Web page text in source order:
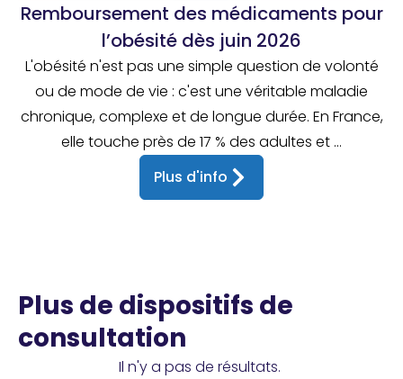
Remboursement des médicaments pour
l’obésité dès juin 2026
L'obésité n'est pas une simple question de volonté
ou de mode de vie : c'est une véritable maladie
chronique, complexe et de longue durée. En France,
elle touche près de 17 % des adultes et ...
Plus d'info
Plus de dispositifs de
consultation
Il n'y a pas de résultats.